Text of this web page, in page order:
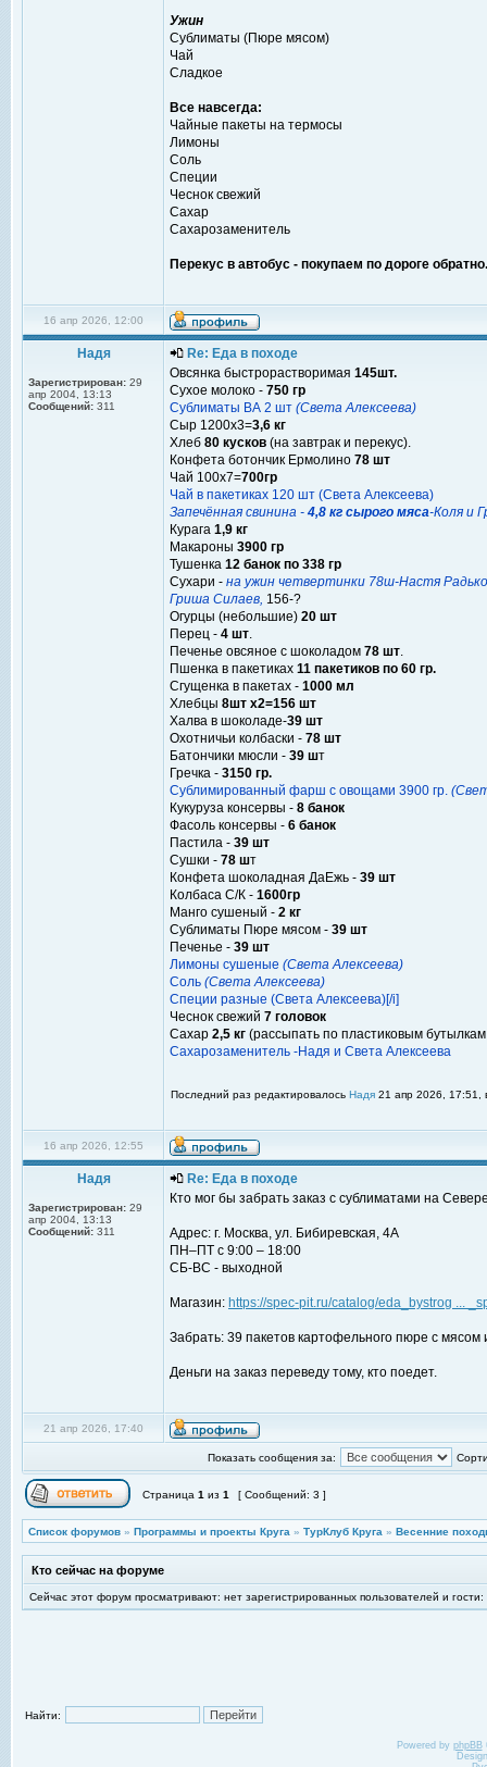
Ужин
Сублиматы (Пюре мясом)
Чай
Сладкое
Все навсегда:
Чайные пакеты на термосы
Лимоны
Соль
Специи
Чеснок свежий
Сахар
Сахарозаменитель
Перекус в автобус - покупаем по дороге обратно.
16 апр 2026, 12:00
Надя
Зарегистрирован: 29
апр 2004, 13:13
Сообщений: 311
Re: Еда в походе
Овсянка быстрорастворимая 145шт.
Сухое молоко - 750 гр
Сублиматы ВА 2 шт (Света Алексеева)
Сыр 1200х3=3,6 кг
Хлеб 80 кусков (на завтрак и перекус).
Конфета ботончик Ермолино 78 шт
Чай 100х7=700гр
Чай в пакетиках 120 шт (Света Алексеева)
Запечённая свинина - 4,8 кг сырого мяса-Коля и
Курага 1,9 кг
Макароны 3900 гр
Тушенка 12 банок по 338 гр
Сухари - на ужин четвертинки 78ш-Настя
Гриша Силаев, 156-?
Огурцы (небольшие) 20 шт
Перец - 4 шт.
Печенье овсяное с шоколадом 78 шт.
Пшенка в пакетиках 11 пакетиков по 60 гр.
Сгущенка в пакетах - 1000 мл
Хлебцы 8шт х2=156 шт
Халва в шоколаде-39 шт
Охотничьи колбаски - 78 шт
Батончики мюсли - 39 шт
Гречка - 3150 гр.
Сублимированный фарш с овощами 3900 гр.
Кукуруза консервы - 8 банок
Фасоль консервы - 6 банок
Пастила - 39 шт
Сушки - 78 шт
Конфета шоколадная ДаЕжь - 39 шт
Колбаса С/К - 1600гр
Манго сушеный - 2 кг
Сублиматы Пюре мясом - 39 шт
Печенье - 39 шт
Лимоны сушеные (Света Алексеева)
Соль (Света Алексеева)
Специи разные (Света Алексеева)[/i]
Чеснок свежий 7 головок
Сахар 2,5 кг (рассыпать по пластиковым
Сахарозаменитель -Надя и Света Алексеева
Последний раз редактировалось Надя 21 апр 2026, 17:51,
16 апр 2026, 12:55
Надя
Зарегистрирован: 29
апр 2004, 13:13
Сообщений: 311
Re: Еда в походе
Кто мог бы забрать заказ с сублиматами на
Адрес: г. Москва, ул. Бибиревская, 4А
ПН–ПТ с 9:00 – 18:00
СБ-ВС - выходной
Магазин: https://spec-pit.ru/catalog/eda_bystrog ...
Забрать: 39 пакетов картофельного пюре с
Деньги на заказ переведу тому, кто поедет.
21 апр 2026, 17:40
Показать сообщения за:
Страница 1 из 1 [ Сообщений: 3 ]
Список форумов » Программы и проекты Круга » ТурКлуб Круга » Весенние
Кто сейчас на форуме
Сейчас этот форум просматривают: нет зарегистрированных пользователей и гости:
Найти:
Powered by phpBB